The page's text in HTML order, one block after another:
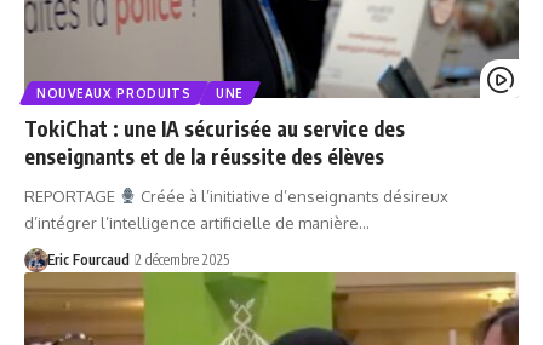
NOUVEAUX PRODUITS UNE
TokiChat : une IA sécurisée au service des
enseignants et de la réussite des élèves
REPORTAGE
Créée à l’initiative d’enseignants désireux
d’intégrer l’intelligence artificielle de manière…
Eric Fourcaud 2 décembre 2025